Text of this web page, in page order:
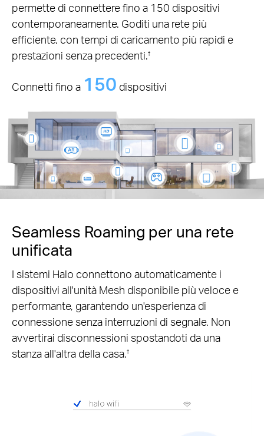
permette di connettere fino a 150 dispositivi
contemporaneamente. Goditi una rete più
efficiente, con tempi di caricamento più rapidi e
prestazioni senza precedenti.†
Connetti fino a 150 dispositivi
Seamless Roaming per una rete
unificata
I sistemi Halo connettono automaticamente i
dispositivi all'unità Mesh disponibile più veloce e
performante, garantendo un'esperienza di
connessione senza interruzioni di segnale. Non
avvertirai disconnessioni spostandoti da una
stanza all'altra della casa.†